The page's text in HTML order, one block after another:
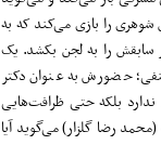
شوهری را بازی می‌کند که به
را به لجن بکشد. یک
حضورش به عنوان دکتر
ندارد بلکه حتی ظرافت‌هایی
رضا گلزار) می‌گوید آیا